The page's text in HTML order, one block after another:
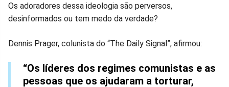
Os adoradores dessa ideologia são perversos,
desinformados ou tem medo da verdade?
Dennis Prager, colunista do “The Daily Signal”, afirmou:
“Os líderes dos regimes comunistas e as
pessoas que os ajudaram a torturar,